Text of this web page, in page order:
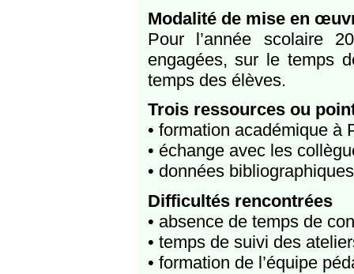
Modalité de mise en
Pour l’année scolaire
engagées, sur le temps
temps des élèves.
Trois ressources ou
• formation académique à
• échange avec les
• données bibliographiques
Difficultés rencontrées
• absence de temps de
• temps de suivi des
• formation de l’équipe